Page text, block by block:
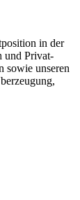
in der
und Privat­
sowie unseren